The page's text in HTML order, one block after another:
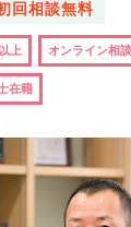
回相談無料
上 オンライン相
在籍